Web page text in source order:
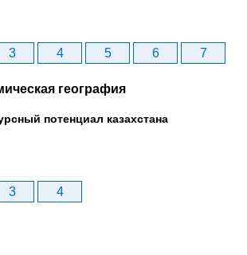
3 4 5 6 7
география
потенциал казахстана
3 4